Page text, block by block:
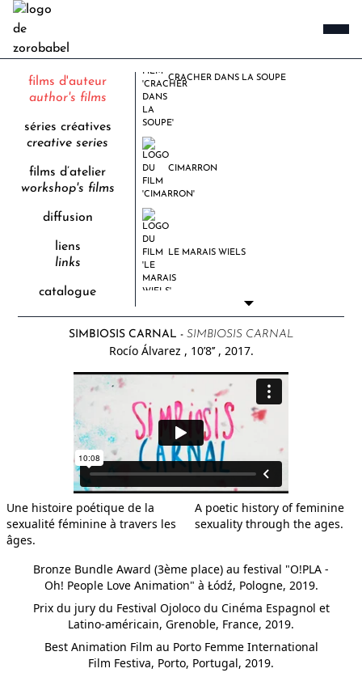
films d'auteur
author's films
séries créatives
creative series
films d’atelier
workshop's films
diffusion
liens
links
catalogue
CRACHER DANS LA SOUPE
CIMARRON
LE MARAIS WIELS
DES TOMATES, MON AMOUR
PLAT DE RÉSISTANCE
SILENT PANORAMA
SIMBIOSIS CARNAL - SIMBIOSIS CARNAL
Rocío Álvarez , 10’8’’ , 2017.
Une histoire poétique de la
sexualité féminine à travers les
âges.
A poetic history of feminine
sexuality through the ages.
Bronze Bundle Award (3ème place) au festival "O!PLA -
Oh! People Love Animation" à Łódź, Pologne, 2019.
Prix du jury du Festival Ojoloco du Cinéma Espagnol et
Latino-américain, Grenoble, France, 2019.
Best Animation Film au Porto Femme International
Film Festiva, Porto, Portugal, 2019.